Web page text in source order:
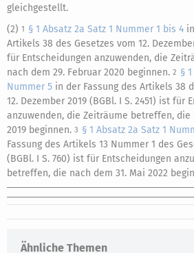
gleichgestellt.
(2) 1 § 1 Absatz 2a Satz 1 Nummer 1 bis 4
Artikels 38 des Gesetzes vom 12.
für Entscheidungen anzuwenden, die
nach dem 29. Februar 2020 beginnen. 2 §
Nummer 5 in der Fassung des Artikels 38
12. Dezember 2019 (BGBl. I S. 2451) ist für
anzuwenden, die Zeiträume betreffen, die
2019 beginnen. 3 § 1 Absatz 2a Satz 1
Fassung des Artikels 13 Nummer 1 des
(BGBl. I S. 760) ist für Entscheidungen
betreffen, die nach dem 31. Mai 2022
Ähnliche Themen